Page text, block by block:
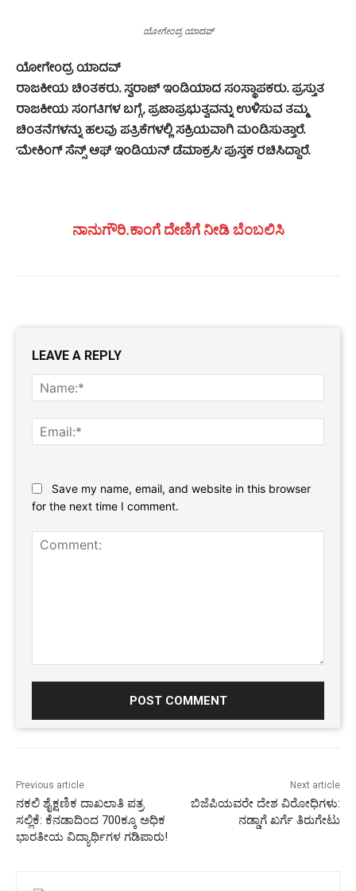
ಯೋಗೇಂದ್ರ ಯಾದವ್
ಯೋಗೇಂದ್ರ ಯಾದವ್
ರಾಜಕೀಯ ಚಿಂತಕರು. ಸ್ವರಾಜ್ ಇಂಡಿಯಾದ ಸಂಸ್ಥಾಪಕರು. ಪ್ರಸ್ತುತ
ರಾಜಕೀಯ ಸಂಗತಿಗಳ ಬಗ್ಗೆ, ಪ್ರಜಾಪ್ರಭುತ್ವವನ್ನು ಉಳಿಸುವ ತಮ್ಮ
ಚಿಂತನೆಗಳನ್ನು ಹಲವು ಪತ್ರಿಕೆಗಳಲ್ಲಿ ಸಕ್ರಿಯವಾಗಿ ಮಂಡಿಸುತ್ತಾರೆ.
‘ಮೇಕಿಂಗ್ ಸೆನ್ಸ್ ಆಫ್ ಇಂಡಿಯನ್ ಡೆಮಾಕ್ರಸಿ’ ಪುಸ್ತಕ ರಚಿಸಿದ್ದಾರೆ.
ನಾನುಗೌರಿ.ಕಾಂಗೆ ದೇಣಿಗೆ ನೀಡಿ ಬೆಂಬಲಿಸಿ
LEAVE A REPLY
Save my name, email, and website in this browser
for the next time I comment.
Previous article
ನಕಲಿ ಶೈಕ್ಷಣಿಕ ದಾಖಲಾತಿ ಪತ್ರ
ಸಲ್ಲಿಕೆ: ಕೆನಡಾದಿಂದ 700ಕ್ಕೂ ಅಧಿಕ
ಭಾರತೀಯ ವಿದ್ಯಾರ್ಥಿಗಳ ಗಡಿಪಾರು!
Next article
ಬಿಜೆಪಿಯವರೇ ದೇಶ ವಿರೋಧಿಗಳು:
ನಡ್ಡಾಗೆ ಖರ್ಗೆ ತಿರುಗೇಟು